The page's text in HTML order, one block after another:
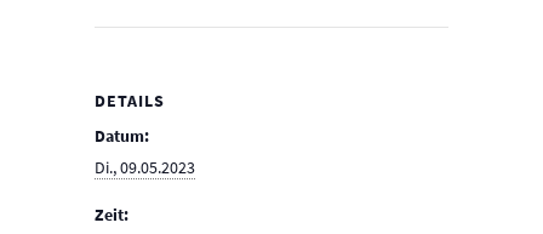
DETAILS
Datum:
Di., 09.05.2023
Zeit: